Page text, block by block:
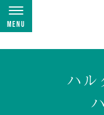
Menu
ハル